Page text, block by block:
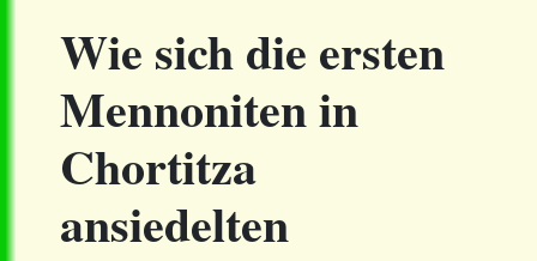
Wie sich die ersten
Mennoniten in
Chortitza
ansiedelten